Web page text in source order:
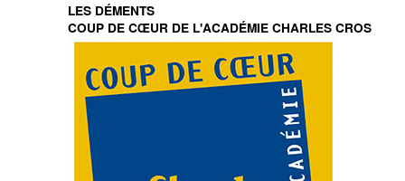
LES DÉMENTS
COUP DE CŒUR DE L'ACADÉMIE CHARLES CROS